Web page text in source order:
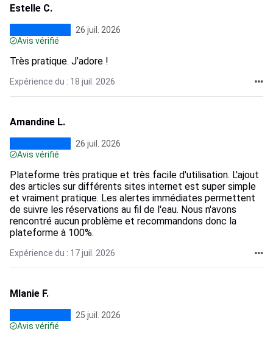
Estelle C.
26 juil. 2026
Avis vérifié
Très pratique. J’adore !
Expérience du : 18 juil. 2026
Amandine L.
26 juil. 2026
Avis vérifié
Plateforme très pratique et très facile d'utilisation. L'ajout
des articles sur différents sites internet est super simple
et vraiment pratique. Les alertes immédiates permettent
de suivre les réservations au fil de l'eau. Nous n'avons
rencontré aucun problème et recommandons donc la
plateforme à 100%.
Expérience du : 17 juil. 2026
Mlanie F.
25 juil. 2026
Avis vérifié